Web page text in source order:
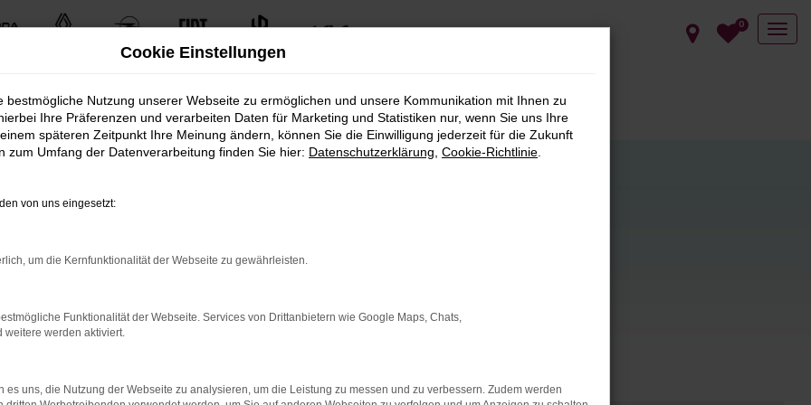
0
Gebrauchtfahrzeugen.
umfangreichen Fuhrpark. Von kleinen Stadtautos bis hin zu
und -typen. Finden Sie das perfekte Fahrzeug für Ihre
Cookie Einstellungen
bestmögliche Nutzung unserer Webseite zu ermöglichen und unsere Kommunikation mit Ihnen zu
Ihre Präferenzen und verarbeiten Daten für Marketing und Statistiken nur, wenn Sie uns Ihre
späteren Zeitpunkt Ihre Meinung ändern, können Sie die Einwilligung jederzeit für die Zukunft
zum Umfang der Datenverarbeitung finden Sie hier: Datenschutzerklärung Cookie-Richtlinie
von uns eingesetzt:
um die Kernfunktionalität der Webseite zu gewährleisten.
Funktionalität der Webseite. Services von Drittanbietern wie Google Maps, Chats,
weitere werden aktiviert.
es uns, die Nutzung der Webseite zu analysieren, um die Leistung zu messen und zu verbessern. Zudem werden